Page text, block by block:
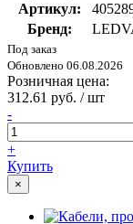
Артикул:
Бренд:
Под заказ
Обновлено 06.08.2026
Розничная цена:
312.61 руб. / шт
-
+
Купить
×